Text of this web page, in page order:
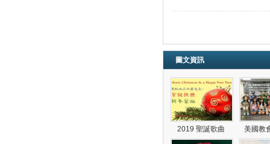
圖文資訊
2019 聖誕歌曲 美國教